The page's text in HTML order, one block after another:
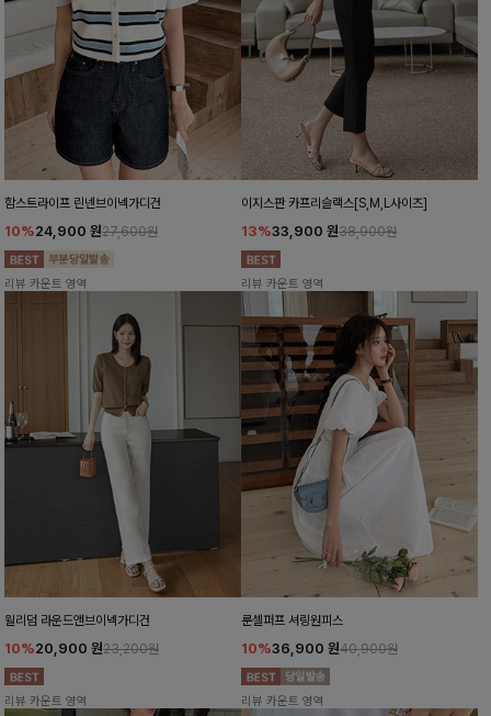
함스트라이프 린넨브이넥가디건
10%24,900 원27,600원
리뷰 카운트 영역
이지스판 카프리슬랙스[S,M,L사이즈]
13%33,900 원38,900원
리뷰 카운트 영역
윌리덤 라운드앤브이넥가디건
10%20,900 원23,200원
리뷰 카운트 영역
룬셀퍼프 셔링원피스
10%36,900 원40,900원
리뷰 카운트 영역